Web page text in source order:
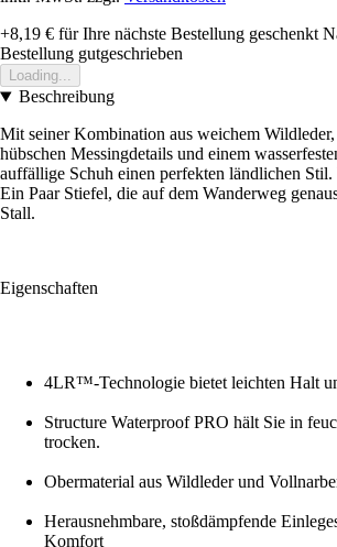
+8,19 € für Ihre nächste Bestellung geschenkt
Bestellung gutgeschrieben
Loading...
Beschreibung
Mit seiner Kombination aus weichem
hübschen Messingdetails und einem
auffällige Schuh einen perfekten ländlichen Stil.
Ein Paar Stiefel, die auf dem Wanderweg
Stall.
Eigenschaften
4LR™-Technologie bietet leichten Halt
Structure Waterproof PRO hält Sie in
trocken.
Obermaterial aus Wildleder und
Herausnehmbare, stoßdämpfende
Komfort